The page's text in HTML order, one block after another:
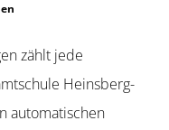
zählt jede
Heinsberg-
automatischen